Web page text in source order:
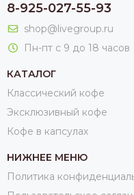
8-925-027-55-93
shop@livegroup.ru
Пн-пт с 9 до 18 часов
КАТАЛОГ
Классический кофе
Эксклюзивный кофе
Кофе в капсулах
НИЖНЕЕ МЕНЮ
Политика